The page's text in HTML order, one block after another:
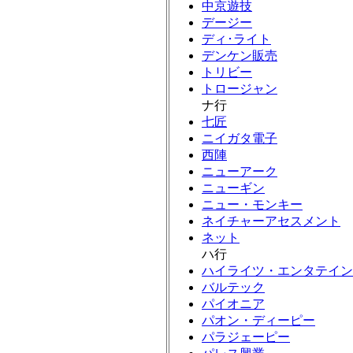
中京遊技
デージー
ディ･ライト
デンケン販売
トリビー
トロージャン
ナ行
七匠
ニイガタ電子
西陣
ニューアーク
ニューギン
ニュー・モンキー
ネイチャーアセスメント
ネット
ハ行
ハイライツ・エンタテイ
バルテック
パイオニア
パオン・ディーピー
パラジェーピー